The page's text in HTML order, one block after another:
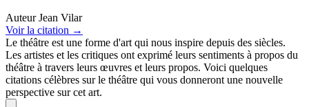
Auteur Jean Vilar
Voirla citation →
Le théâtre est une forme d'art qui nous inspire depuis des siècles.
Les artistes et les critiques ont exprimé leurs sentiments à propos du
théâtre à travers leurs œuvres et leurs propos. Voici quelques
citations célèbres sur le théâtre qui vous donneront une nouvelle
perspective sur cet art.